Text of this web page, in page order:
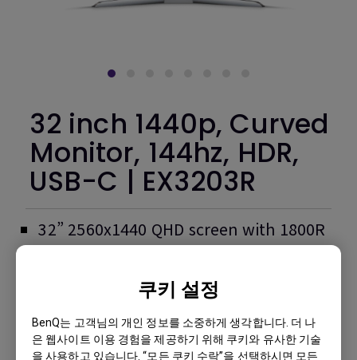
쿠키 설정
BenQ는 고객님의 개인 정보를 소중하게 생각합니다. 더 나
은 웹사이트 이용 경험을 제공하기 위해 쿠키와 유사한 기술
을 사용하고 있습니다. “모든 쿠키 수락”을 선택하시면 모든
32 inch 1440p, Curved
Monitor, 144hz, HDR,
USB-C | EX3203R
32” 2560x1440 QHD screen with 1800R
curvature for immersive gaming
90% DCI-P3 with HDR and FreeSync™ 2
for defined and smooth images
USB Type-C™ One-Cable Connectivity